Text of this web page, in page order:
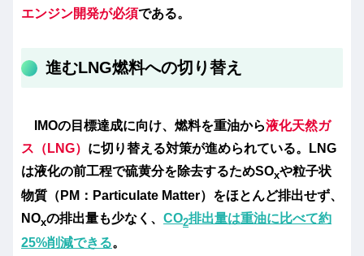
エンジン開発が必須である。
進むLNG燃料への切り替え
IMOの目標達成に向け、燃料を重油から液化天然ガ
ス（LNG） に切り替える対策が進められている。LNG
は液化の前工程で硫黄分を除去するためSOxや粒子状
物質（PM：Particulate Matter）をほとんど排出せず、
NOxの排出量も少なく、 CO2排出量は重油に比べて約
25%削減できる。